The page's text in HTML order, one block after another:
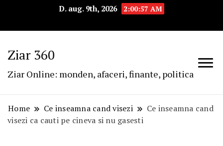
D. aug. 9th, 2026 2:00:58 AM
Ziar 360
Ziar Online: monden, afaceri, finante, politica
Home Ce inseamna cand visezi
Ce inseamna cand
visezi ca cauti pe cineva si nu gasesti